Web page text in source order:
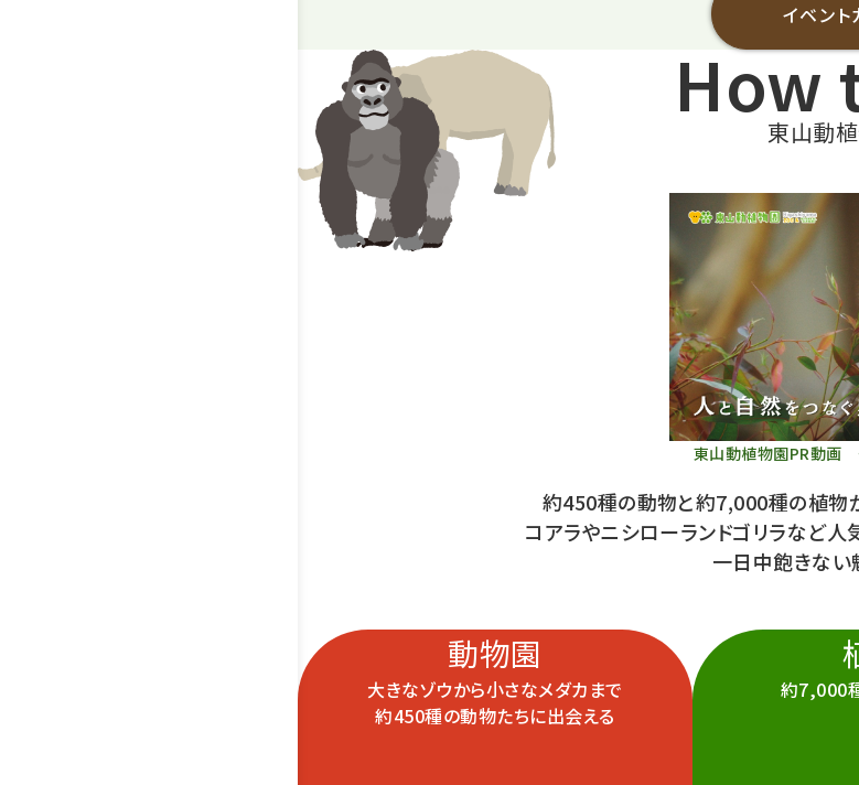
イベン
東山動
How
東山動植物園PR動画
約450種の動物と約7,000種の植物
コアラやニシローランドゴリラなど人
一日中飽きない
動物園
大きなゾウから小さなメダカまで
約450種の動物たちに出会える
約7,000